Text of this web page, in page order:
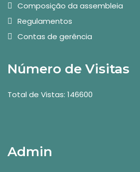
Composição da assembleia
Regulamentos
Contas de gerência
Número de Visitas
Total de Vistas: 146600
Admin